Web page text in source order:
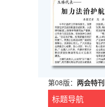
第08版： 两会特刊
标题导航